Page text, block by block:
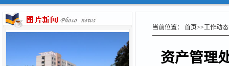
当前位置： 首页>>工作动态
资产管理